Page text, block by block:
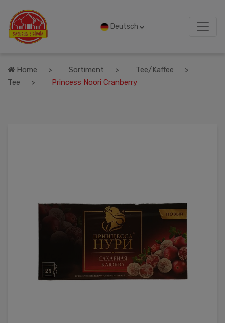
Deutsch
Home Sortiment
Tee/Kaffee
Tee
Princess Noori Cranberry